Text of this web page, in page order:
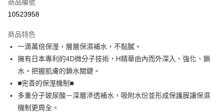
運送方式
海外-新馬
商品編號
10523958
商品特色
一滴萬倍保溼，層層保濕補水，不黏膩。
擁有日本專利的4D微分子技術，H精華由內而外深入、強化、鎖
水。把握肌膚的鎖水關鍵。
■完善的保溼機制■
多重分子玻尿酸－深層滲透補水，吸附水份並形成保護膜讓保濕
機制更周全。